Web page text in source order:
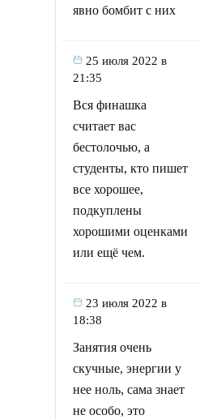
явно бомбит с них
25 июля 2022 в
21:35
Вся финашка
считает вас
бестолочью, а
студенты, кто пишет
все хорошее,
подкуплены
хорошими оценками
или ещё чем.
23 июля 2022 в
18:38
Занятия очень
скучные, энергии у
нее ноль, сама знает
не особо, это